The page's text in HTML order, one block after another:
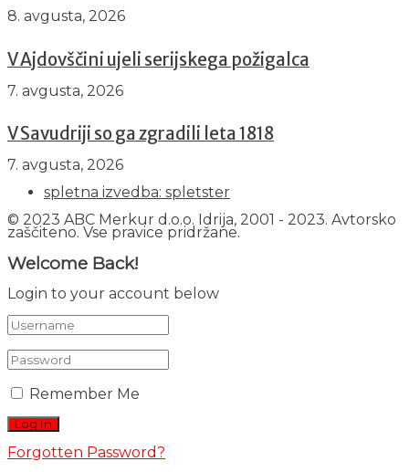
8. avgusta, 2026
V Ajdovščini ujeli serijskega požigalca
7. avgusta, 2026
V Savudriji so ga zgradili leta 1818
7. avgusta, 2026
spletna izvedba: spletster
© 2023 ABC Merkur d.o.o. Idrija, 2001 - 2023. Avtorsko
zaščiteno. Vse pravice pridržane.
Welcome Back!
Login to your account below
Remember Me
Forgotten Password?